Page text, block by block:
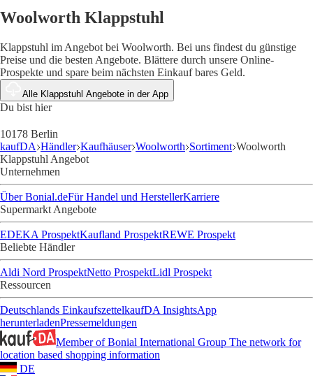
Woolworth Klappstuhl
Klappstuhl im Angebot bei Woolworth. Bei uns findest du günstige
Preise und die besten Angebote. Blättere durch unsere Online-
Prospekte und spare beim nächsten Einkauf bares Geld.
Alle Klappstuhl Angebote in der App
Du bist hier
10178 Berlin
kaufDA Händler Kaufhäuser Woolworth Sortiment Woolworth
Klappstuhl Angebot
Unternehmen
Über Bonial.deFür Handel und HerstellerKarriere
Supermarkt Angebote
EDEKA ProspektKaufland ProspektREWE Prospekt
Beliebte Händler
Aldi Nord ProspektNetto ProspektLidl Prospekt
Ressourcen
Deutschlands EinkaufszettelkaufDA InsightsApp
herunterladenPressemeldungen
Member of Bonial International Group The network for
location based shopping information
DE